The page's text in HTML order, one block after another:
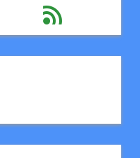
feed